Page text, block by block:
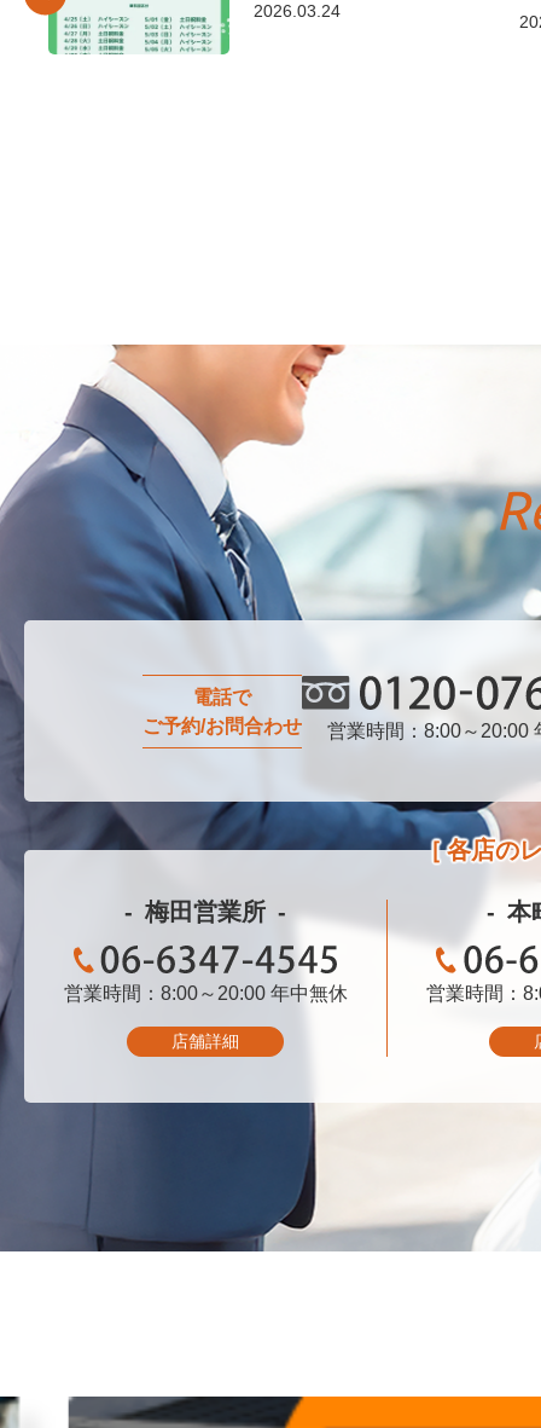
2026.03.24
電話で
ご予約/お問合わせ
0120-076-750
営業時間：8:00～20:00
各店の
梅田営業所
06-6347-4545
営業時間：8:00～20:00 年中無休
店舗詳細
本
営業時間：